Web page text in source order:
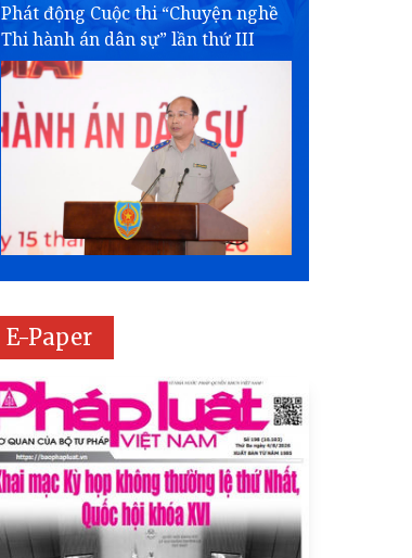
Phát động Cuộc thi “Chuyện nghề
Thi hành án dân sự” lần thứ III
E-Paper